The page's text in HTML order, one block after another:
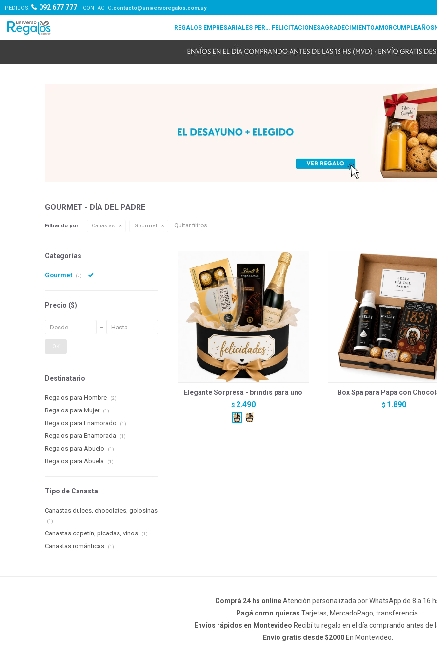
REGALOS EMPRESARIALES PERSONALIZADOS FELICITACIONESAGRADECIMIENTOAMORCUMPLEAÑOS
PEDIDOS: 092 677 777 contacto@universoregalos.com.uy
GOURMET - DÍA DEL PADRE
Filtrando por: Canastas Gourmet Quitar filtros
Elegante Sorpresa - brindis para uno
$ 2.490
Box Spa para Papá con
$ 1.890
Categorías
Gourmet (2)
Precio ($)
OK
Destinatario
Regalos para Hombre (2)
Regalos para Mujer (1)
Regalos para Enamorado (1)
Regalos para Enamorada (1)
Regalos para Abuelo (1)
Regalos para Abuela (1)
Tipo de Canasta
Canastas dulces, chocolates, golosinas
(1)
Canastas copetín, picadas, vinos (1)
Canastas románticas (1)
Comprá 24 hs onlineAtención personalizada por WhatsApp de 8 a 16
Pagá como quieras Tarjetas, MercadoPago, transferencia.
Envíos rápidos en Montevideo Recibí tu regalo en el día comprando antes de
Envío gratis desde $2000En Montevideo.